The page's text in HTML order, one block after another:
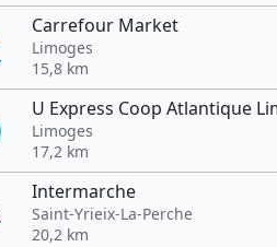
Carrefour Market
Limoges
15,8 km
U Express Coop Atlantique
Limoges
17,2 km
Intermarche
Saint-Yrieix-La-Perche
20,2 km